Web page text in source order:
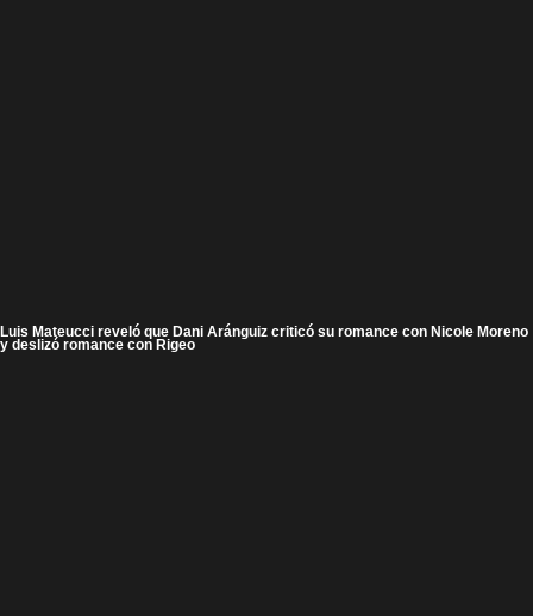
Luis Mateucci reveló que Dani Aránguiz criticó su romance con Nicole Moreno
y deslizó romance con Rigeo